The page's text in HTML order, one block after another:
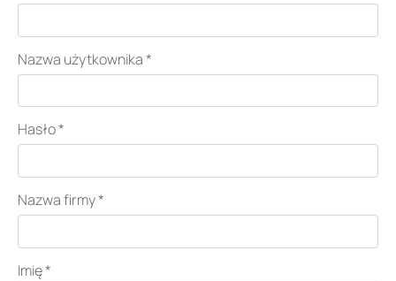
Nazwa użytkownika*
Hasło*
Nazwa firmy*
Imię*